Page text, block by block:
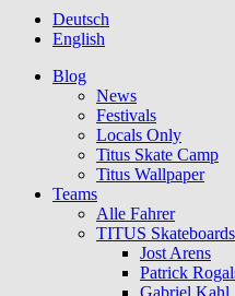
Deutsch
English
Blog
News
Festivals
Locals Only
Titus Skate Camp
Titus Wallpaper
Teams
Alle Fahrer
TITUS Skateboards
Jost Arens
Patrick